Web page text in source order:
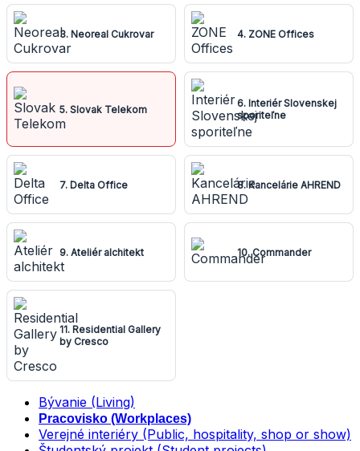
3. Neoreal Cukrovar 4. ZONE Offices
5. Slovak Telekom
6. Interiér Slovenskej
sporiteľne
7. Delta Office 8. Kancelárie AHREND
9. Ateliér alchitekt 10. Commander
11. Residential Gallery
by Cresco
Bývanie (Living)
Pracovisko (Workplaces)
Verejné interiéry (Public, hospitality, shop or show)